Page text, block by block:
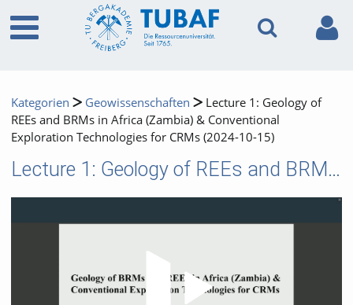
Kategorien Geowissenschaften
Lecture 1: Geology of
REEs and BRMs in Africa (Zambia) & Conventional
Exploration Technologies for CRMs (2024-10-15)
Lecture 1: Geology of REEs and BRMs in Africa (Zambia) & Conventional Exploration Technologies for CRMs (2024-10-15)